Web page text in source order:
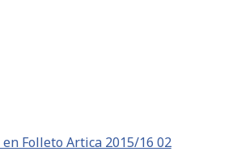
en Folleto Artica 2015/16 02